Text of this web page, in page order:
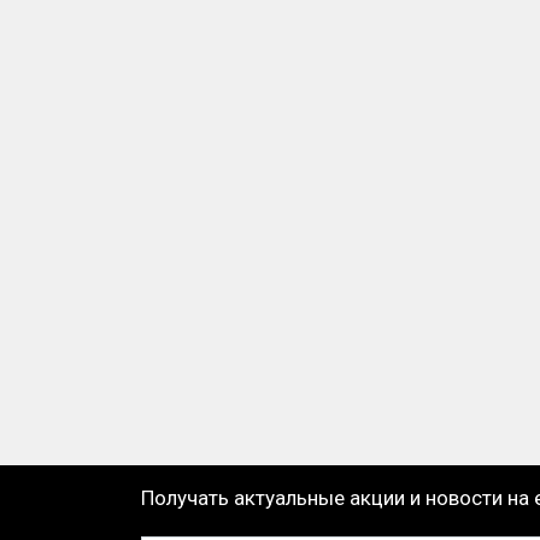
Получать актуальные акции и новости на